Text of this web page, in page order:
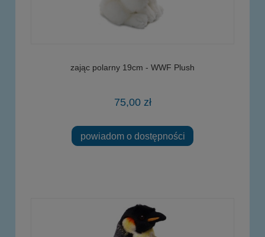
zając polarny 19cm - WWF Plush
75,00 zł
powiadom o dostępności